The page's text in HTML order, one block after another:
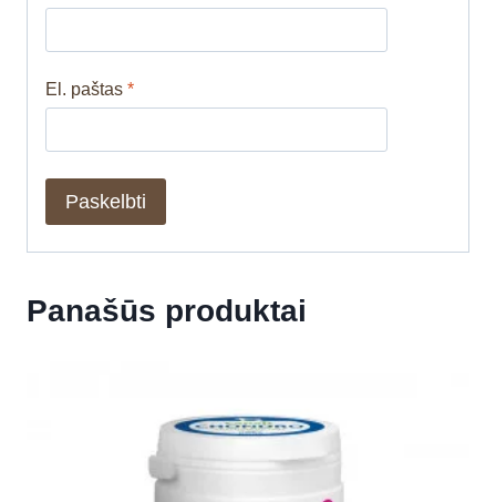
El. paštas *
Panašūs produktai